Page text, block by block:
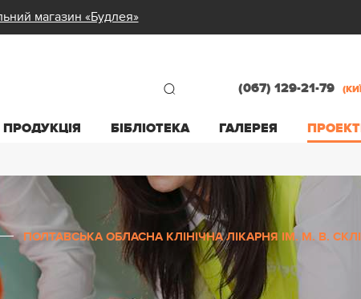
магазин «Будлея»
ПРОДУКЦІЯ БІБЛІОТЕКА ГАЛЕРЕЯ
(067) 129-21-79
ПОЛТАВСЬКА ОБЛАСНА КЛІНІЧНА ЛІКАРНЯ ІМ. М. В.